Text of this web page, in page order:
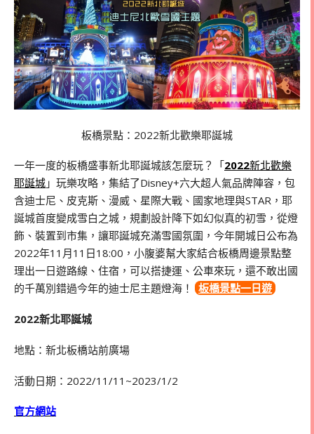
板橋景點：2022新北歡樂耶誕城
一年一度的板橋盛事新北耶誕城該怎麼玩？「2022新北歡樂
耶誕城 」玩樂攻略，集結了Disney+六大超人氣品牌陣容，包
含迪士尼、皮克斯、漫威、星際大戰、國家地理與STAR，耶
誕城首度變成雪白之城，規劃設計降下如幻似真的初雪，從燈
飾、裝置到市集，讓耶誕城充滿雪國氛圍，今年開城日公布為
2022年11月11日18:00，小腹婆幫大家結合板橋周邊景點整
理出一日遊路線、住宿，可以搭捷運、公車來玩，還不敢出國
的千萬別錯過今年的迪士尼主題燈海！
板橋景點一日遊
2022新北耶誕城
地點：新北板橋站前廣場
活動日期：2022/11/11~2023/1/2
官方網站